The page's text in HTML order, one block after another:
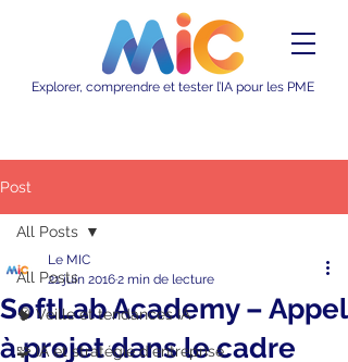
Explorer, comprendre et tester l’IA pour les PME
Post
All Posts
🧠 Veille et tendances IA
🧩 IA et stratégie d'entreprise
All Posts
SoftLab Academy – Appel
à projet dans le cadre
Le MIC
21 juin 20162 min de lecture